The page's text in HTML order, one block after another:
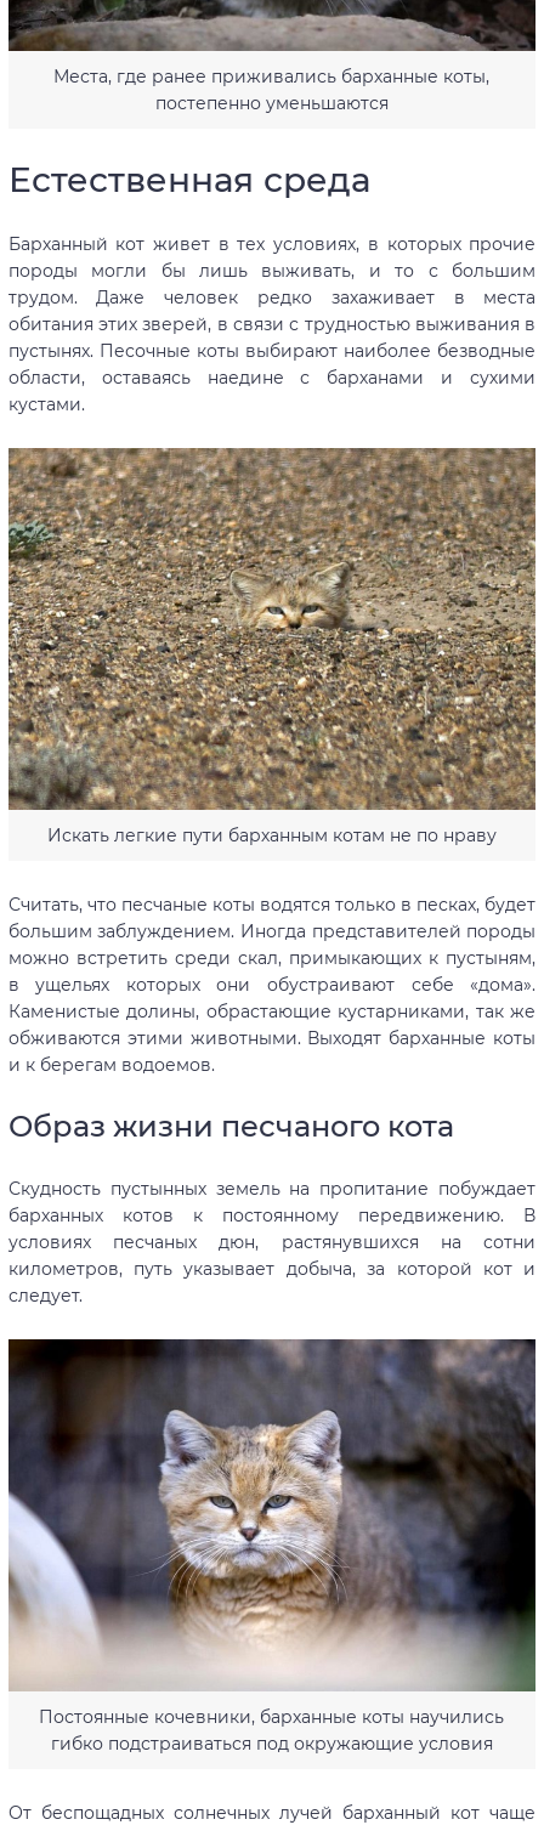
Места, где ранее приживались барханные коты,
постепенно уменьшаются
Естественная среда
Барханный кот живет в тех условиях, в которых прочие
породы могли бы лишь выживать, и то с большим
трудом. Даже человек редко захаживает в места
обитания этих зверей, в связи с трудностью выживания в
пустынях. Песочные коты выбирают наиболее безводные
области, оставаясь наедине с барханами и сухими
кустами.
Искать легкие пути барханным котам не по нраву
Считать, что песчаные коты водятся только в песках, будет
большим заблуждением. Иногда представителей породы
можно встретить среди скал, примыкающих к пустыням,
в ущельях которых они обустраивают себе «дома».
Каменистые долины, обрастающие кустарниками, так же
обживаются этими животными. Выходят барханные коты
и к берегам водоемов.
Образ жизни песчаного кота
Скудность пустынных земель на пропитание побуждает
барханных котов к постоянному передвижению. В
условиях песчаных дюн, растянувшихся на сотни
километров, путь указывает добыча, за которой кот и
следует.
Постоянные кочевники, барханные коты научились
гибко подстраиваться под окружающие условия
От беспощадных солнечных лучей барханный кот чаще